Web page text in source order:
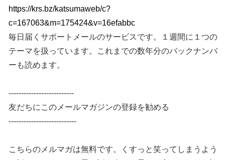
https://krs.bz/katsumaweb/c?
c=167063&m=175424&v=16efabbc
毎日届くサポートメールのサービスです。１週間に１つの
テーマを扱っています。これまでの数年分のバックナンバ
ーも読めます。
--------------------------
友だちにこのメールマガジンの登録を勧める
---------------------------
こちらのメルマガは無料です。くすっと笑ってしまうよう